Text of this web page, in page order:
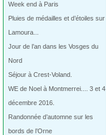
Week end à Paris
Pluies de médailles et d’étoiles sur
Lamoura...
Jour de l’an dans les Vosges du
Nord
Séjour à Crest-Voland.
WE de Noel à Montmerrei.... 3 et 4
décembre 2016.
Randonnée d’automne sur les
bords de l’Orne